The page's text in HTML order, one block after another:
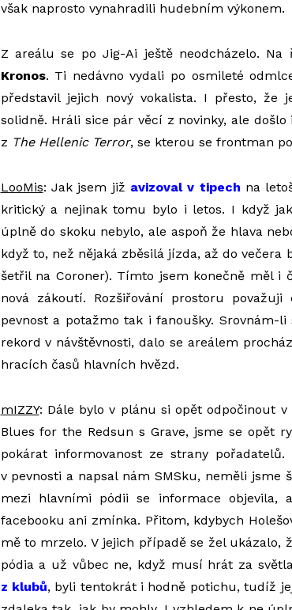
však naprosto vynahradili hudebním výkonem.
Z areálu se po Jig-Ai ještě neodcházelo.
Kronos. Ti nedávno vydali po osmileté
představil jejich nový vokalista. I přesto,
solidně. Hráli sice pár věcí z novinky, ale
z The Hellenic Terror, se kterou se frontman
LooMis: Jak jsem již avizoval v tipech na
kritický a nejinak tomu bylo i letos. I když
úplně do skoku nebylo, ale aspoň že hlava
když to, než nějaká zběsilá jízda, až do
šetřil na Coroner). Tímto jsem konečně měl
nová zákoutí. Rozšiřování prostoru
pevnost a potažmo tak i fanoušky. Srovnám-
rekord v návštěvnosti, dalo se areálem
hracích časů hlavních hvězd.
mIZZY: Dále bylo v plánu si opět odpočinout
Blues for the Redsun s Grave, jsme se opět
pokárat informovanost ze strany
v pevnosti a napsal nám SMSku, neměli jsme
mezi hlavními pódii se informace
facebooku ani zmínka. Přitom, kdybych
mě to mrzelo. V jejich případě se žel ukázalo,
pódia a už vůbec ne, když musí hrát za
z klubů, byli tentokrát i hodně potichu, tudíž